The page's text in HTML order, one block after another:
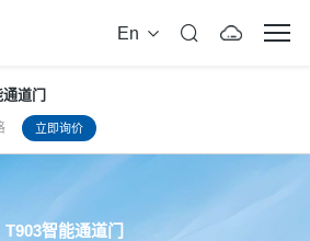
En
道门
立即询价
T903智能通道门